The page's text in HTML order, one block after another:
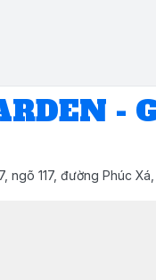
-
ngõ 117, đường Phúc